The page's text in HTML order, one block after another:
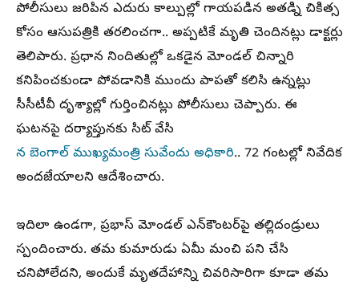
పోలీసులు జరిపిన ఎదురు కాల్పుల్లో గాయపడిన అతడ్ని చికిత్స
కోసం ఆసుపత్రికి తరలించగా.. అప్పటికే మృతి చెందినట్లు డాక్టర్లు
తెలిపారు. ప్రధాన నిందితుల్లో ఒకడైన మోండల్ చిన్నారి
కనిపించకుండా పోవడానికి ముందు పాపతో కలిసి ఉన్నట్లు
సీసీటీవీ దృశ్యాల్లో గుర్తించినట్లు పోలీసులు చెప్పారు. ఈ
ఘటనపై దర్యాప్తునకు సిట్ వేసి
న బెంగాల్ ముఖ్యమంత్రి సువేందు అధికారి.. 72 గంటల్లో నివేదిక
అందజేయాలని ఆదేశించారు.
ఇదిలా ఉండగా, ప్రభాస్ మోండల్ ఎన్‌కౌంటర్‌పై తల్లిదండ్రులు
స్పందించారు. తమ కుమారుడు ఏమీ మంచి పని చేసి
చనిపోలేదని, అందుకే మృతదేహాన్ని చివరిసారిగా కూడా తమ